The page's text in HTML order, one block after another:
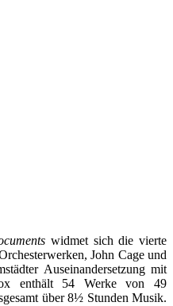
widmet sich die vierte
John Cage und
Auseinandersetzung mit
enthält 54 Werke von 49
über 8½ Stunden Musik.